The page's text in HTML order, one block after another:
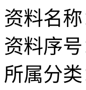
资料名称
资料序号
所属分类